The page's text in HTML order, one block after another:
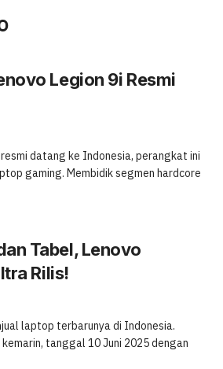
Legion 9i Resmi
datang ke Indonesia, perangkat ini
gaming. Membidik segmen hardcore
Tabel, Lenovo
Rilis!
laptop terbarunya di Indonesia.
tanggal 10 Juni 2025 dengan